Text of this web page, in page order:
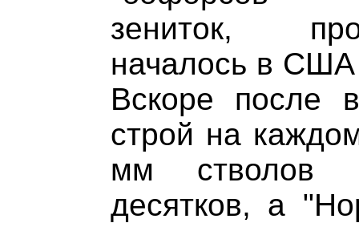
зениток,
началось в США
Вскоре после
строй на
мм стволов
десятков, а